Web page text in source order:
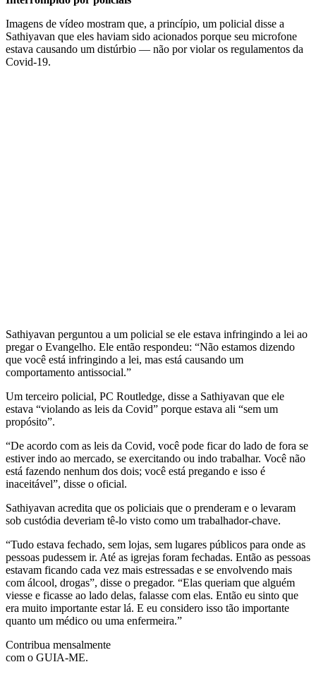
Imagens de vídeo mostram que, a princípio, um policial disse a
Sathiyavan que eles haviam sido acionados porque seu microfone
estava causando um distúrbio — não por violar os regulamentos da
Covid-19.
Sathiyavan perguntou a um policial se ele estava infringindo a lei ao
pregar o Evangelho. Ele então respondeu: “Não estamos dizendo
que você está infringindo a lei, mas está causando um
comportamento antissocial.”
Um terceiro policial, PC Routledge, disse a Sathiyavan que ele
estava “violando as leis da Covid” porque estava ali “sem um
propósito”.
“De acordo com as leis da Covid, você pode ficar do lado de fora se
estiver indo ao mercado, se exercitando ou indo trabalhar. Você não
está fazendo nenhum dos dois; você está pregando e isso é
inaceitável”, disse o oficial.
Sathiyavan acredita que os policiais que o prenderam e o levaram
sob custódia deveriam tê-lo visto como um trabalhador-chave.
“Tudo estava fechado, sem lojas, sem lugares públicos para onde as
pessoas pudessem ir. Até as igrejas foram fechadas. Então as pessoas
estavam ficando cada vez mais estressadas e se envolvendo mais
com álcool, drogas”, disse o pregador. “Elas queriam que alguém
viesse e ficasse ao lado delas, falasse com elas. Então eu sinto que
era muito importante estar lá. E eu considero isso tão importante
quanto um médico ou uma enfermeira.”
Contribua mensalmente
com o GUIA-ME.